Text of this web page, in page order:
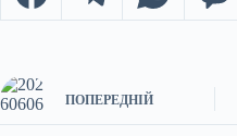
ПОПЕРЕДНІЙ